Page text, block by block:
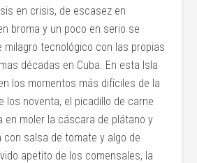
en crisis, de escasez en
broma y un poco en serio se
milagro tecnológico con las propias
décadas en Cuba. En esta Isla
los momentos más difíciles de la
los noventa, el picadillo de carne
en moler la cáscara de plátano y
con salsa de tomate y algo de
apetito de los comensales, la